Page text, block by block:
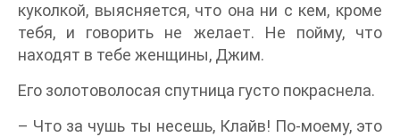
куколкой, выясняется, что она ни с кем, кроме
тебя, и говорить не желает. Не пойму, что
находят в тебе женщины, Джим.
Его золотоволосая спутница густо покраснела.
– Что за чушь ты несешь, Клайв! По-моему, это